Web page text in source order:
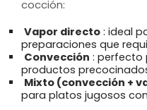
cocción:
Vapor directo : ideal
preparaciones que
Convección : perfecto
productos
Mixto (convección +
para platos jugosos